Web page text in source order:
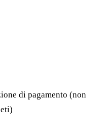
di pagamento (non